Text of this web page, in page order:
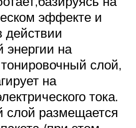
эффекте и
действии
энергии на
слой,
на
тока.
слой размещается